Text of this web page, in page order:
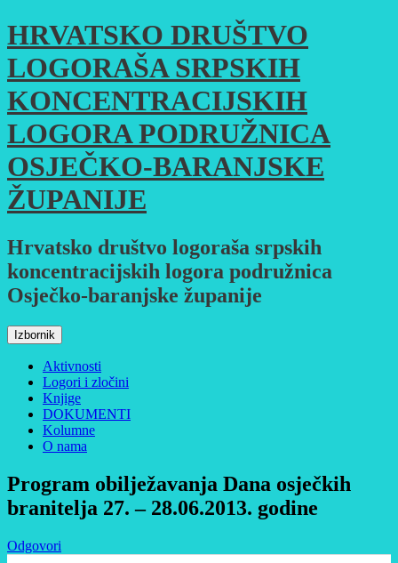
Skoči
do
sadržaja
HRVATSKO DRUŠTVO
LOGORAŠA SRPSKIH
KONCENTRACIJSKIH
LOGORA PODRUŽNICA
OSJEČKO-BARANJSKE
ŽUPANIJE
Hrvatsko društvo logoraša srpskih
koncentracijskih logora podružnica
Osječko-baranjske županije
Izbornik
Aktivnosti
Logori i zločini
Knjige
DOKUMENTI
Kolumne
O nama
Program obilježavanja Dana osječkih
branitelja 27. – 28.06.2013. godine
Odgovori